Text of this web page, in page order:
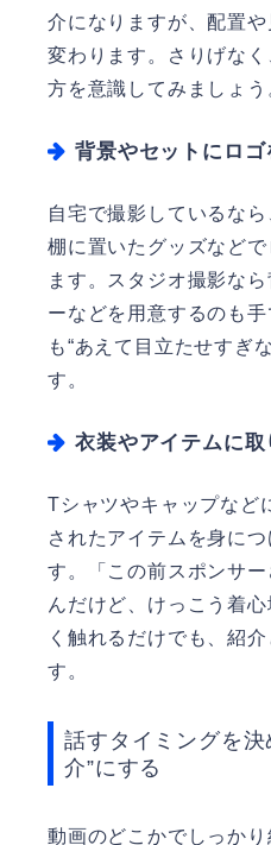
介になりますが、配置や
変わります。さりげな
方を意識してみましょう
背景やセットにロゴ
自宅で撮影しているなら
棚に置いたグッズなど
ます。スタジオ撮影な
ーなどを用意するのも
も“あえて目立たせすぎ
す。
衣装やアイテムに
Tシャツやキャップなど
されたアイテムを身に
す。「この前スポンサ
んだけど、けっこう着
く触れるだけでも、紹
す。
話すタイミングを決
介”にする
動画のどこかでしっか